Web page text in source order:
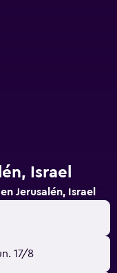
Israel
Jerusalén, Israel
17/8